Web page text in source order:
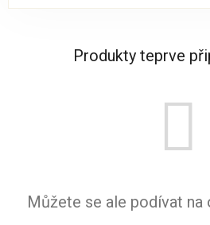
Produkty teprve
Můžete se ale podívat